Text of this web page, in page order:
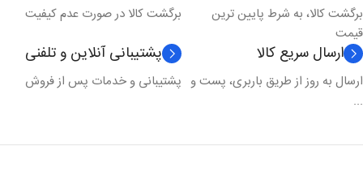
تکنولوژی چاپ لیزری
مدل چاپ
برگشت کالا، به شرط پایین ترین
قیمت
برگشت کالا در صورت عدم کیفیت
ارسال سریع کالا
ارسال به روز از طریق باربری، پست و
...
پشتیبانی آنلاین و تلفنی
پشتیبانی و خدمات پس از فروش